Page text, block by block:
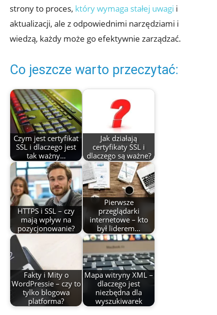
strony to proces, który wymaga stałej uwagi i
aktualizacji, ale z odpowiednimi narzędziami i
wiedzą, każdy może go efektywnie zarządzać.
Co jeszcze warto przeczytać:
Czym jest certyfikat
SSL i dlaczego jest
tak ważny…
Jak działają
certyfikaty SSL i
dlaczego są ważne?
HTTPS i SSL – czy
mają wpływ na
pozycjonowanie?
Pierwsze
przeglądarki
internetowe – kto
był liderem…
Fakty i Mity o
WordPressie – czy to
tylko blogowa
platforma?
Mapa witryny XML –
dlaczego jest
niezbędna dla
wyszukiwarek